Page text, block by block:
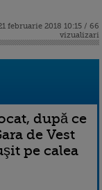
februarie 2018 10:15 / 66
vizualizari
după ce
de Vest
pe calea